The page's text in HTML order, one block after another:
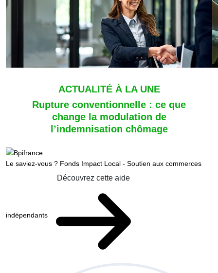
ACTUALITÉ À LA UNE
Rupture conventionnelle : ce que
change la modulation de
l’indemnisation chômage
Le saviez-vous ? Fonds Impact Local - Soutien aux commerces
indépendants
Découvrez cette aide